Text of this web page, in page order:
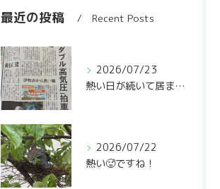
最近の投稿 Recent Posts
2026/07/23
熱い日が続いて居ますね🥵
2026/07/22
熱い🥵ですね！